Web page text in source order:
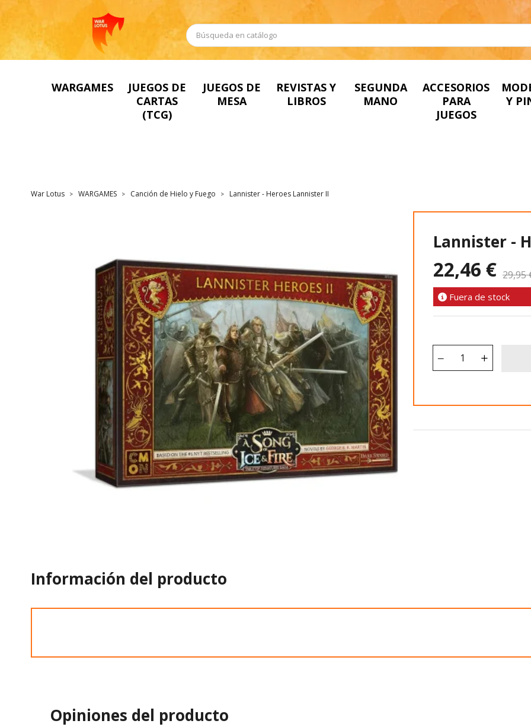
WARGAMES
JUEGOS DE
CARTAS
(TCG)
JUEGOS DE
MESA
REVISTAS Y
LIBROS
SEGUNDA
MANO
ACCESORIOS
PARA
JUEGOS
Y
War Lotus WARGAMES Canción de Hielo y Fuego Lannister - Heroes Lannister II
Lannister -
22,46 € 29,95
Fuera de stock
Información del producto
Opiniones del producto